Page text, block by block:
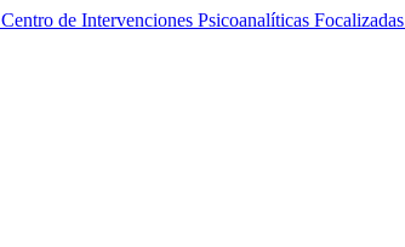
Centro de Intervenciones Psicoanalíticas Focalizadas